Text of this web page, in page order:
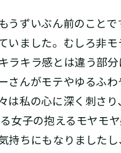
ずいぶん前のことで
ました。むしろ非モ
ラキラ感とは違う部
んがモテやゆるふ
私の心に深く刺さ
女子の抱えるモヤモ
持ちにもなりました